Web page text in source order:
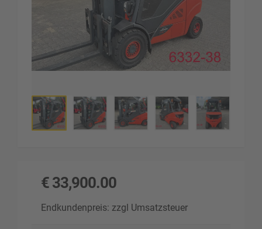
€ 33,900.00
Endkundenpreis: zzgl Umsatzsteuer